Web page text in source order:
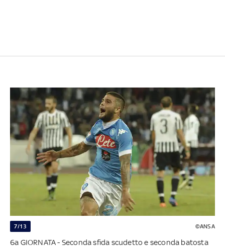
7/13 ©ANSA
6a GIORNATA - Seconda sfida scudetto e seconda batosta